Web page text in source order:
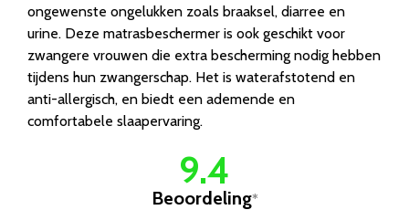
ongewenste ongelukken zoals braaksel, diarree en
urine. Deze matrasbeschermer is ook geschikt voor
zwangere vrouwen die extra bescherming nodig hebben
tijdens hun zwangerschap. Het is waterafstotend en
anti-allergisch, en biedt een ademende en
comfortabele slaapervaring.
9.4
Beoordeling*